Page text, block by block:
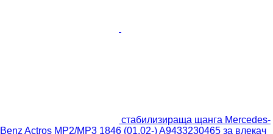
стабилизираща щанга Mercedes-
Benz Actros MP2/MP3 1846 (01.02-) A9433230465 за влекач